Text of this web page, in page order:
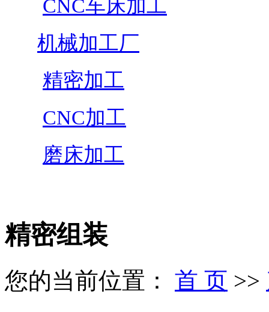
CNC车床加工
机械加工厂
精密加工
CNC加工
磨床加工
精密组装
您的当前位置： 首 页 >>